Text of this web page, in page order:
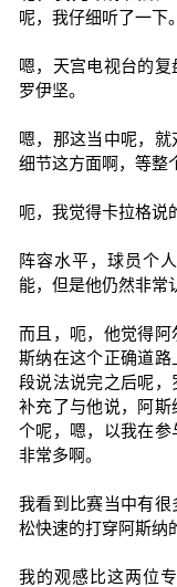
呢，我仔细听了一下。
嗯，天宫电视台的
罗伊坚。
嗯，那这当中呢，
细节这方面啊，等整
呃，我觉得卡拉格说
阵容水平，球员个
能，但是他仍然非常
而且，呃，他觉得
斯纳在这个正确道
段说法说完之后呢
补充了与他说，阿
个呢，嗯，以我在
非常多啊。
我看到比赛当中有
松快速的打穿阿斯纳
我的观感比这两位